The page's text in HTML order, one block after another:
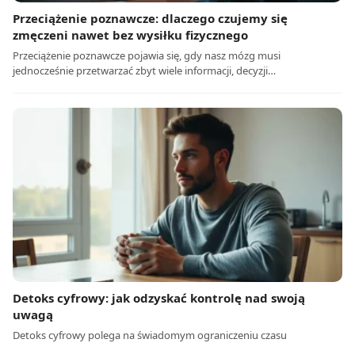
Przeciążenie poznawcze: dlaczego czujemy się
zmęczeni nawet bez wysiłku fizycznego
Przeciążenie poznawcze pojawia się, gdy nasz mózg musi
jednocześnie przetwarzać zbyt wiele informacji, decyzji…
Detoks cyfrowy: jak odzyskać kontrolę nad swoją
uwagą
Detoks cyfrowy polega na świadomym ograniczeniu czasu